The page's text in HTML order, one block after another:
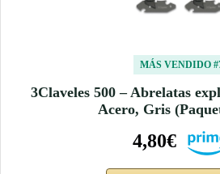
MÁS VENDIDO
3Claveles 500 – Abrelatas
Acero, Gris
4,80€